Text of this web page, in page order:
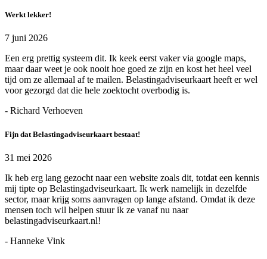
Werkt lekker!
7 juni 2026
Een erg prettig systeem dit. Ik keek eerst vaker via google maps,
maar daar weet je ook nooit hoe goed ze zijn en kost het heel veel
tijd om ze allemaal af te mailen. Belastingadviseurkaart heeft er wel
voor gezorgd dat die hele zoektocht overbodig is.
- Richard Verhoeven
Fijn dat Belastingadviseurkaart bestaat!
31 mei 2026
Ik heb erg lang gezocht naar een website zoals dit, totdat een kennis
mij tipte op Belastingadviseurkaart. Ik werk namelijk in dezelfde
sector, maar krijg soms aanvragen op lange afstand. Omdat ik deze
mensen toch wil helpen stuur ik ze vanaf nu naar
belastingadviseurkaart.nl!
- Hanneke Vink